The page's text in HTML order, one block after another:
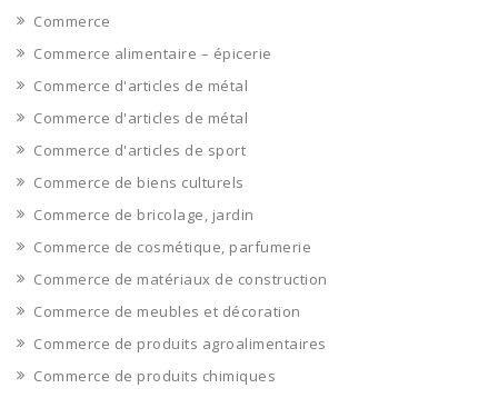
Commerce
Commerce alimentaire – épicerie
Commerce d'articles de métal
Commerce d'articles de métal
Commerce d'articles de sport
Commerce de biens culturels
Commerce de bricolage, jardin
Commerce de cosmétique, parfumerie
Commerce de matériaux de construction
Commerce de meubles et décoration
Commerce de produits agroalimentaires
Commerce de produits chimiques